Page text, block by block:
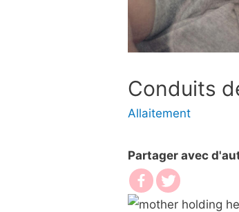
Conduits
Allaitement
Partager avec